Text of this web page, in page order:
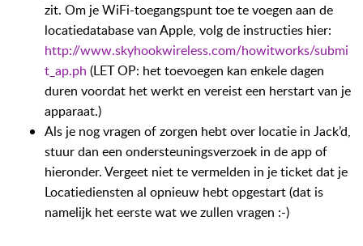
zit. Om je WiFi-toegangspunt toe te voegen aan de
locatiedatabase van Apple, volg de instructies hier:
http://www.skyhookwireless.com/howitworks/submi
t_ap.ph (LET OP: het toevoegen kan enkele dagen
duren voordat het werkt en vereist een herstart van je
apparaat.)
Als je nog vragen of zorgen hebt over locatie in Jack’d,
stuur dan een ondersteuningsverzoek in de app of
hieronder. Vergeet niet te vermelden in je ticket dat je
Locatiediensten al opnieuw hebt opgestart (dat is
namelijk het eerste wat we zullen vragen :-)